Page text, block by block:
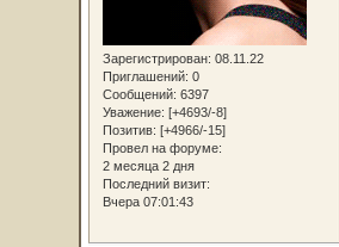
Зарегистрирован: 08.11.22
Приглашений: 0
Сообщений: 6397
Уважение: [+4693/-8]
Позитив: [+4966/-15]
Провел на форуме:
2 месяца 2 дня
Последний визит:
Вчера 07:01:43